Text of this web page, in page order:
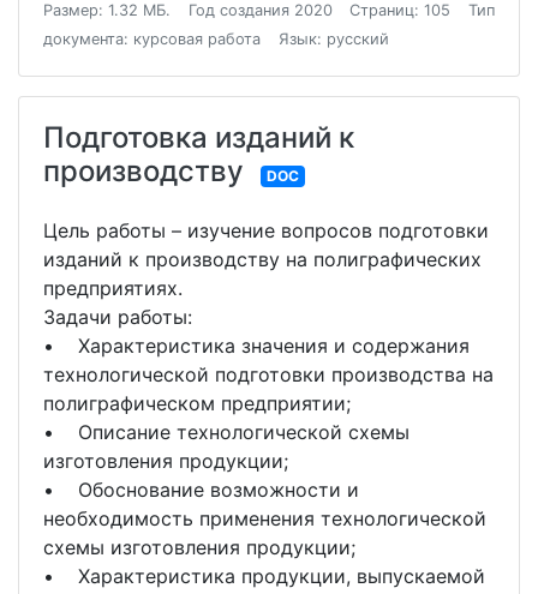
Размер: 1.32 МБ. Год создания 2020 Страниц: 105
Тип
документа: курсовая работа
Язык: русский
Подготовка изданий к
производству
DOC
Цель работы – изучение вопросов подготовки
изданий к производству на полиграфических
предприятиях.
Задачи работы:
• Характеристика значения и содержания
технологической подготовки производства на
полиграфическом предприятии;
• Описание технологической схемы
изготовления продукции;
• Обоснование возможности и
необходимость применения технологической
схемы изготовления продукции;
• Характеристика продукции, выпускаемой